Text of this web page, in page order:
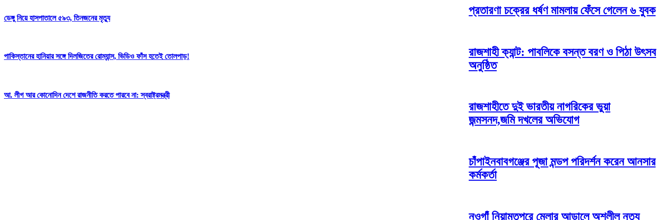
ডেঙ্গু নিয়ে হাসপাতালে ৫৯৩, তিনজনের মৃত্যু
পাকিস্তানের হানিয়ার সঙ্গে দিলজিতের রোম্যান্স, ভিডিও ফাঁস হতেই তোলপাড়!
আ. লীগ আর কোনোদিন দেশে রাজনীতি করতে পারবে না: স্বরাষ্ট্রমন্ত্রী
প্রতারণা চক্রের ধর্ষণ মামলায় ফেঁসে গেলেন ৬ যুবক
রাজশাহী ক্যান্ট: পাবলিকে বসন্ত বরণ ও পিঠা উৎসব
অনুষ্ঠিত
রাজশাহীতে দুই ভারতীয় নাগরিকের ভুয়া
জন্মসনদ,জমি দখলের অভিযোগ
চাঁপাইনবাবগঞ্জের পূজা মন্ডপ পরিদর্শন করেন আনসার
কর্মকর্তা
নওগাঁ নিয়ামতপুরে মেলার আড়ালে অশ্লীল নৃত্য